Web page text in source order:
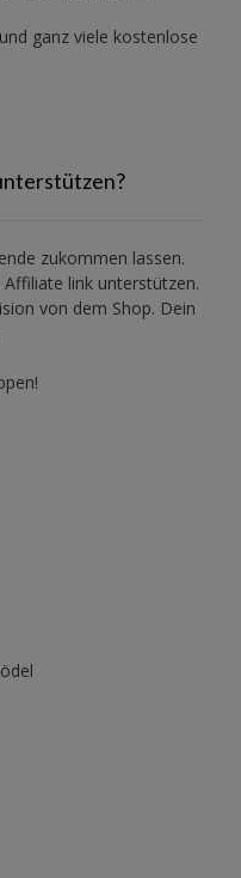
ganz viele kostenlose
zukommen lassen.
link unterstützen.
von dem Shop. Dein